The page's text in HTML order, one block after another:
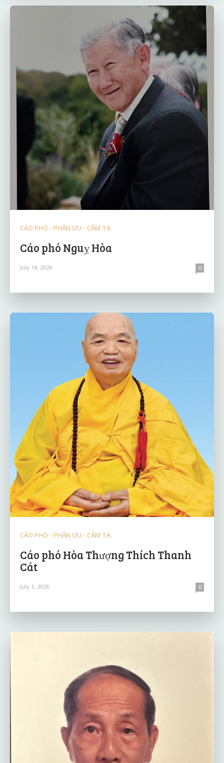
CÁO PHÓ - PHÂN ƯU - CẢM TẠ
Cáo phó Nguỵ Hòa
July 18, 2026 0
CÁO PHÓ - PHÂN ƯU - CẢM TẠ
Cáo phó Hòa Thượng Thích Thanh
Cát
July 1, 2026 0